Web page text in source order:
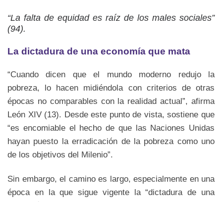
“La falta de equidad es raíz de los males sociales”
(94).
La dictadura de una economía que mata
“Cuando dicen que el mundo moderno redujo la
pobreza, lo hacen midiéndola con criterios de otras
épocas no comparables con la realidad actual”, afirma
León XIV (13). Desde este punto de vista, sostiene que
“es encomiable el hecho de que las Naciones Unidas
hayan puesto la erradicación de la pobreza como uno
de los objetivos del Milenio”.
Sin embargo, el camino es largo, especialmente en una
época en la que sigue vigente la “dictadura de una